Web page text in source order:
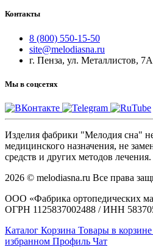
Контакты
8 (800) 550-15-50
site@melodiasna.ru
г. Пенза, ул. Металлистов, 7А
Мы в соцсетях
Изделия фабрики "Мелодия сна"
медицинского назначения, не
средств и других методов лечения.
2026 © melodiasna.ru Все права
ООО «Фабрика ортопедических
ОГРН 1125837002488 / ИНН
Каталог Корзина Товары в корзине
избранном Профиль Чат